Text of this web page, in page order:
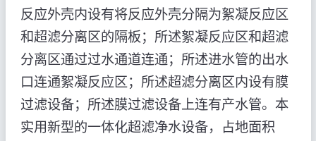
反应外壳内设有将反应外壳分隔为絮凝反应区
和超滤分离区的隔板；所述絮凝反应区和超滤
分离区通过过水通道连通；所述进水管的出水
口连通絮凝反应区；所述超滤分离区内设有膜
过滤设备；所述膜过滤设备上连有产水管。本
实用新型的一体化超滤净水设备，占地面积